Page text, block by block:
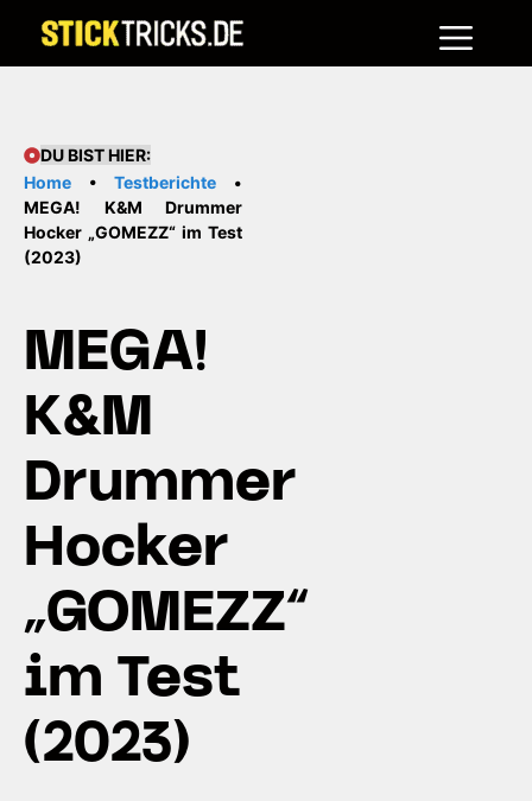
DU BIST HIER:
Home •Testberichte •
MEGA! K&M Drummer
Hocker „GOMEZZ“ im Test
(2023)
MEGA!
K&M
Drummer
Hocker
„GOMEZZ“
im Test
(2023)